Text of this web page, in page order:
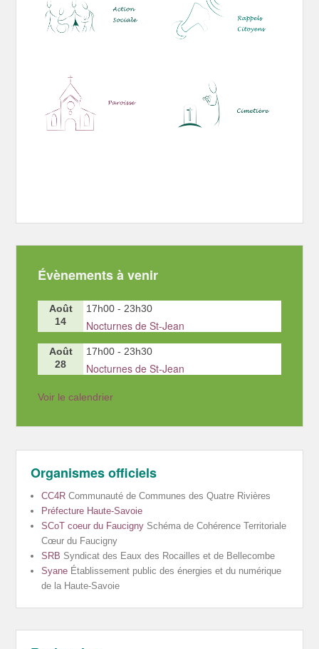
Évènements à venir
Août
14
17h00 - 23h30
Nocturnes de St-Jean
Août
28
17h00 - 23h30
Nocturnes de St-Jean
Voir le calendrier
Organismes officiels
CC4R Communauté de Communes des Quatre Rivières
Préfecture Haute-Savoie
SCoT coeur du Faucigny Schéma de Cohérence Territoriale
Cœur du Faucigny
SRB Syndicat des Eaux des Rocailles et de Bellecombe
Syane Établissement public des énergies et du numérique
de la Haute-Savoie